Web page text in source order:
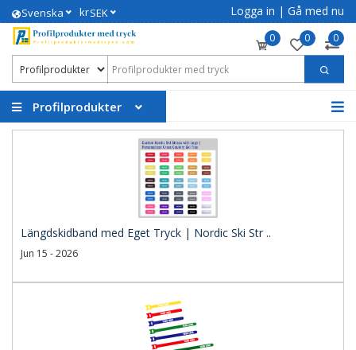
Svenska krSEK Logga in | Gå med nu
0 0 0
Profilprodukter
Längdskidband med Eget Tryck | Nordic Ski Str ..
Jun 15 - 2026